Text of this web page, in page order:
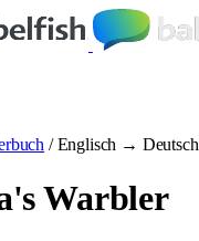
/ Englisch → Deutsch
Warbler